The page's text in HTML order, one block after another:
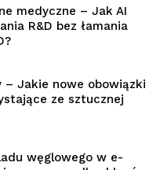
medyczne – Jak AI
R&D bez łamania
– Jakie nowe obowiązki
ze sztucznej
węglowego w e-